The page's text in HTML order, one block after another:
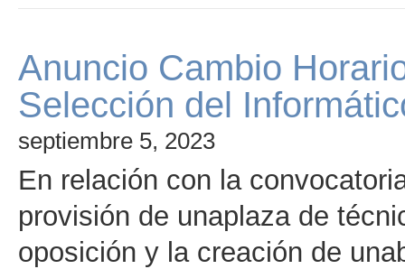
Anuncio Cambio
Selección del
septiembre 5, 2023
En relación con la
provisión de unaplaza de
oposición y la creación de